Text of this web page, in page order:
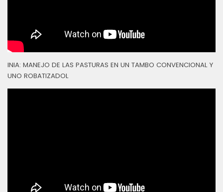
INIA: MANEJO DE LAS PASTURAS EN UN TAMBO CONVENCIONAL Y
UNO ROBATIZADOL